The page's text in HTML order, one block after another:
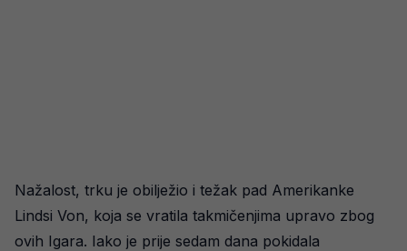
Nažalost, trku je obilježio i težak pad Amerikanke
Lindsi Von, koja se vratila takmičenjima upravo zbog
ovih Igara. Iako je prije sedam dana pokidala